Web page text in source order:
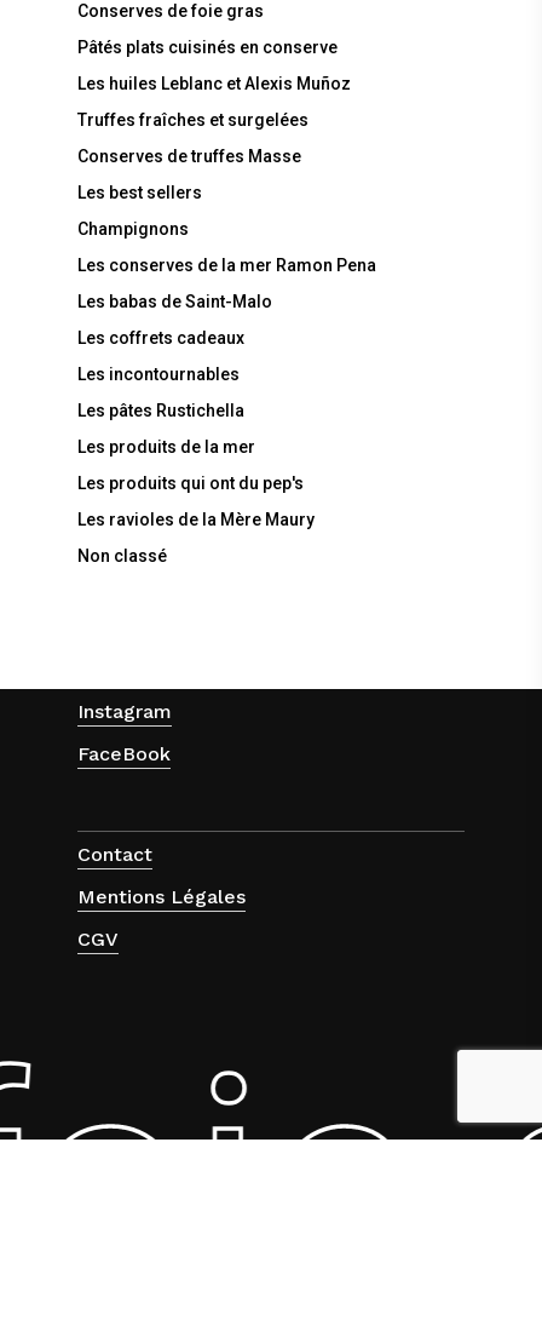
Conserves de foie gras
Pâtés plats cuisinés en conserve
Les huiles Leblanc et Alexis Muñoz
Truffes fraîches et surgelées
Conserves de truffes Masse
Les best sellers
Champignons
Les conserves de la mer Ramon Pena
Les babas de Saint-Malo
Les coffrets cadeaux
Les incontournables
Les pâtes Rustichella
Les produits de la mer
Les produits qui ont du pep's
Les ravioles de la Mère Maury
Non classé
Instagram
FaceBook
Contact
Mentions Légales
CGV